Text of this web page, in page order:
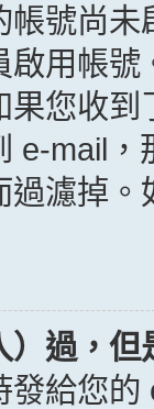
帳號尚
啟用帳
果您收
e-mail
濾掉
過，
給您